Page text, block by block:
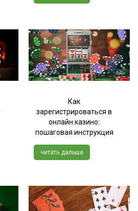
Как
зарегистрироваться в
онлайн казино:
пошаговая инструкция
читать дальше